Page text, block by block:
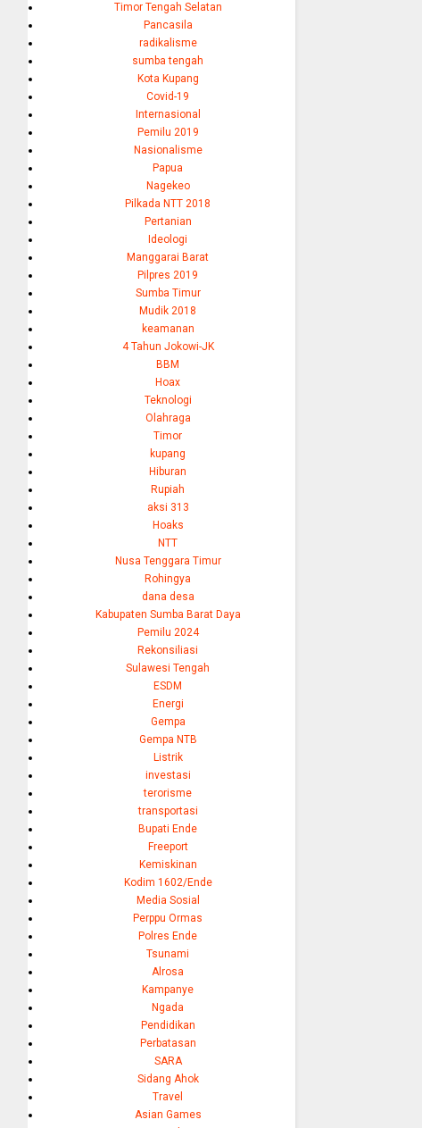
Timor Tengah Selatan
Pancasila
radikalisme
sumba tengah
Kota Kupang
Covid-19
Internasional
Pemilu 2019
Nasionalisme
Papua
Nagekeo
Pilkada NTT 2018
Pertanian
Ideologi
Manggarai Barat
Pilpres 2019
Sumba Timur
Mudik 2018
keamanan
4 Tahun Jokowi-JK
BBM
Hoax
Teknologi
Olahraga
Timor
kupang
Hiburan
Rupiah
aksi 313
Hoaks
NTT
Nusa Tenggara Timur
Rohingya
dana desa
Kabupaten Sumba Barat Daya
Pemilu 2024
Rekonsiliasi
Sulawesi Tengah
ESDM
Energi
Gempa
Gempa NTB
Listrik
investasi
terorisme
transportasi
Bupati Ende
Freeport
Kemiskinan
Kodim 1602/Ende
Media Sosial
Perppu Ormas
Polres Ende
Tsunami
Alrosa
Kampanye
Ngada
Pendidikan
Perbatasan
SARA
Sidang Ahok
Travel
Asian Games